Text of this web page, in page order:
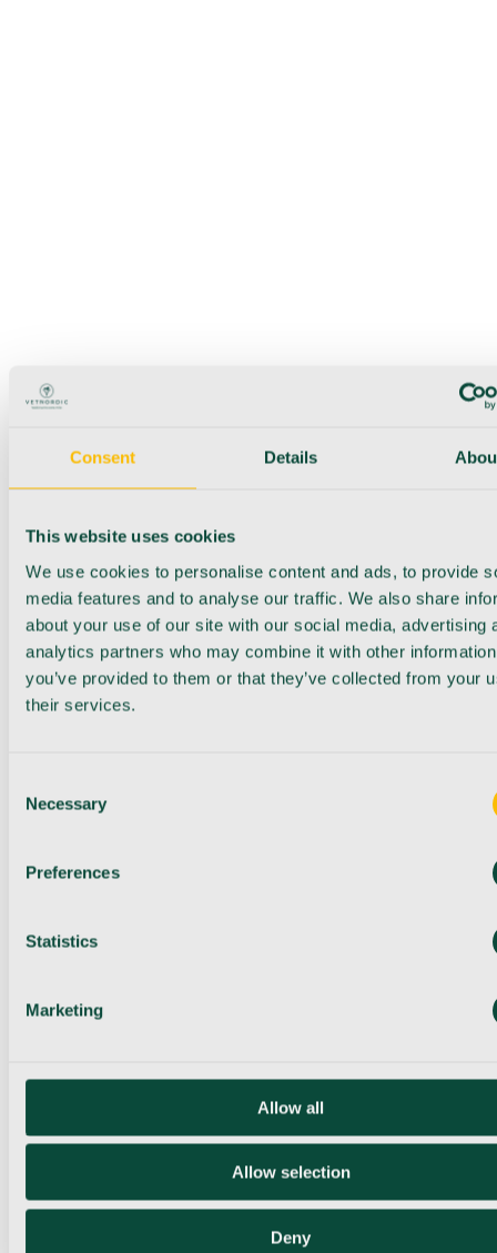
Consent Details
This website uses cookies
We use cookies to personalise content and ads, to provide
media features and to analyse our traffic. We also share
about your use of our site with our social media, advertising
analytics partners who may combine it with other
you’ve provided to them or that they’ve collected from your
their services.
Selection
Necessary
Preferences
Statistics
Marketing
Allow all
Allow selection
Deny